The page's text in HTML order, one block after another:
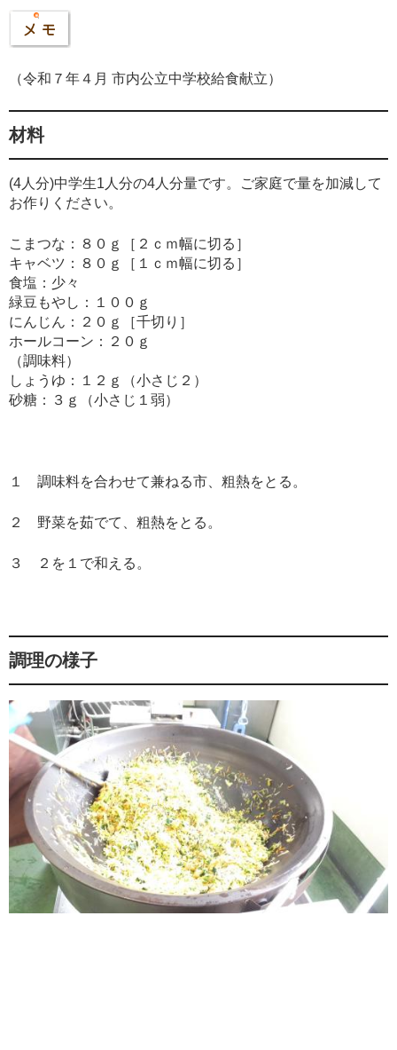
（令和７年４月 市内公立中学校給食献立）
材料
(4人分)中学生1人分の4人分量です。ご家庭で量を加減して
お作りください。
こまつな：８０ｇ［２ｃｍ幅に切る］
キャベツ：８０ｇ［１ｃｍ幅に切る］
食塩：少々
緑豆もやし：１００ｇ
にんじん：２０ｇ［千切り］
ホールコーン：２０ｇ
（調味料）
しょうゆ：１２ｇ（小さじ２）
砂糖：３ｇ（小さじ１弱）
１ 調味料を合わせて兼ねる市、粗熱をとる。
２ 野菜を茹でて、粗熱をとる。
３ ２を１で和える。
調理の様子